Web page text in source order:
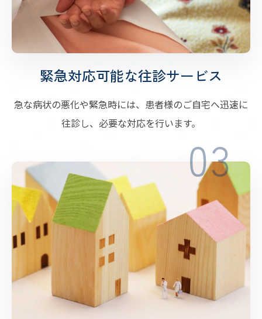
緊急対応可能な往診サービス
急な病状の悪化や緊急時には、患者様のご自宅へ迅速に
往診し、必要な対応を行います。